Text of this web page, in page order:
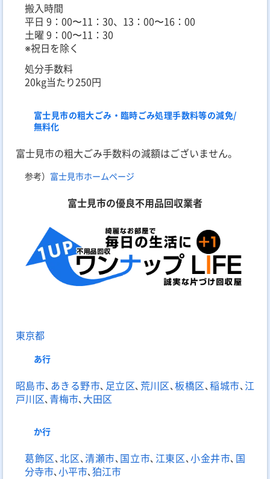
搬入時間
平日 9：00〜11：30、13：00〜16：00
土曜 9：00〜11：30
※祝日を除く
処分手数料
20kg当たり250円
富士見市の粗大ごみ・臨時ごみ処理手数料等の減免/
無料化
富士見市の粗大ごみ手数料の減額はございません。
参考） 富士見市ホームページ
富士見市の優良不用品回収業者
東京都
あ行
昭島市､ あきる野市､ 足立区､ 荒川区､板橋区､稲城市､ 江
戸川区､ 青梅市､ 大田区
か行
葛飾区､北区､清瀬市､ 国立市､ 江東区､小金井市､ 国
分寺市､小平市､狛江市